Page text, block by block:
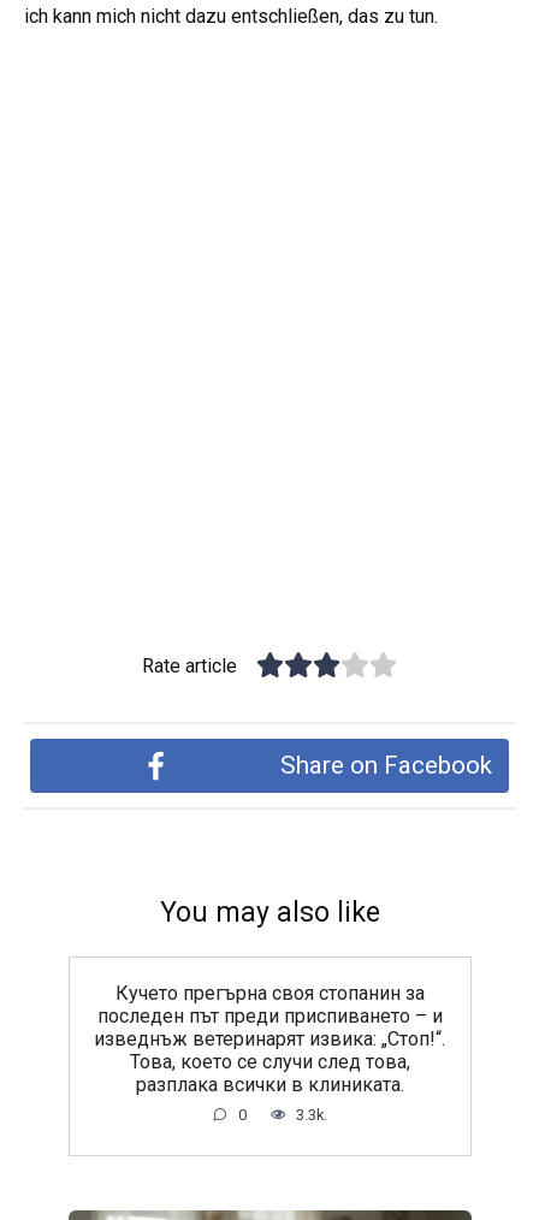
ich kann mich nicht dazu entschließen, das zu tun.
Rate article
Share on Facebook
You may also like
Кучето прегърна своя стопанин за
последен път преди приспиването – и
изведнъж ветеринарят извика: „Стоп!“.
Това, което се случи след това,
разплака всички в клиниката.
0 3.3k.